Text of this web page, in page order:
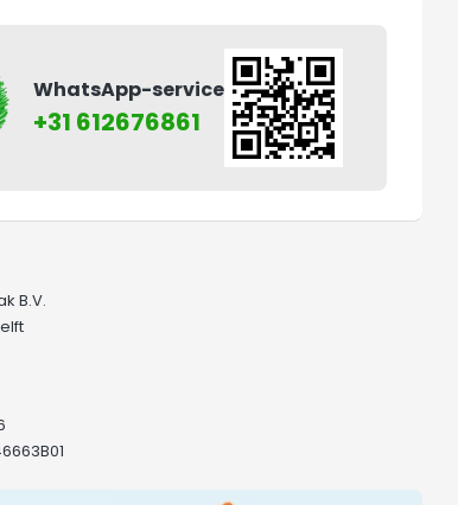
WhatsApp-service
+31 612676861
B.V.